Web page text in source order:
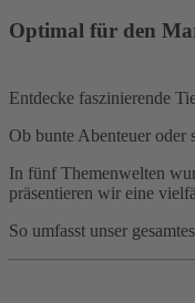
Optimal für den
Entdecke faszinierende
Ob bunte Abenteuer oder
In fünf Themenwelten
präsentieren wir eine
So umfasst unser